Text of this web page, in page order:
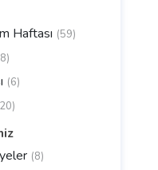
Haftası (59)
(6)
(8)